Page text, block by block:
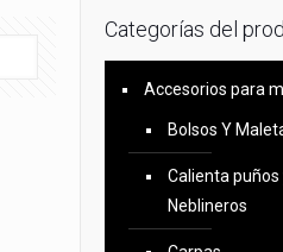
Categorías del
Accesorios para
Bolsos Y
Calienta puños
Neblineros